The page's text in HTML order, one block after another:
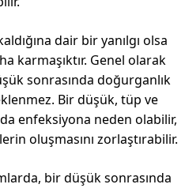
dair bir yanılgı olsa
karmaşıktır. Genel olarak
sonrasında doğurganlık
Bir düşük, tüp ve
enfeksiyona neden olabilir,
oluşmasını zorlaştırabilir.
bir düşük sonrasında